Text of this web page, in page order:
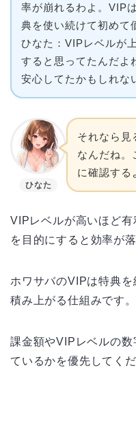
率が崩れるわよ。VIP
典を使い続けて初めて
ひなた：VIPレベルが
すると思ってたんだよ
安心してたかもしれな
ひなた
それなら見
なんだね。
に確認する
VIPレベルが高いほど
を目的にすると効率が落
ホワサバのVIPは特典
積み上がる仕組みです。
課金額やVIPレベルの
ているかを優先してくだ